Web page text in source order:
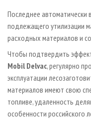
Последнее автоматически
подлежащего утилизации
расходных материалов и
Чтобы подтвердить
Mobil Delvac, регулярно
эксплуатации
материалов имеют свою
топливе, удаленность
особенности российского